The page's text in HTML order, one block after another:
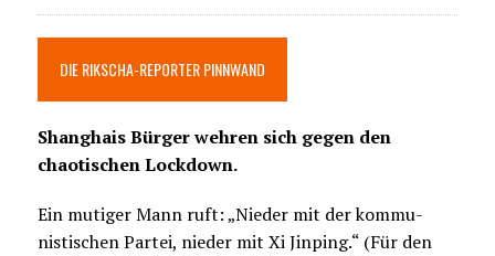
DIE RIKSCHA-REPORTER PINNWAND
Shanghais Bürger wehren sich gegen den
chaotischen Lockdown.
Ein mutiger Mann ruft: „Nieder mit der kommu-
nistischen Partei, nieder mit Xi Jinping.“ (Für den